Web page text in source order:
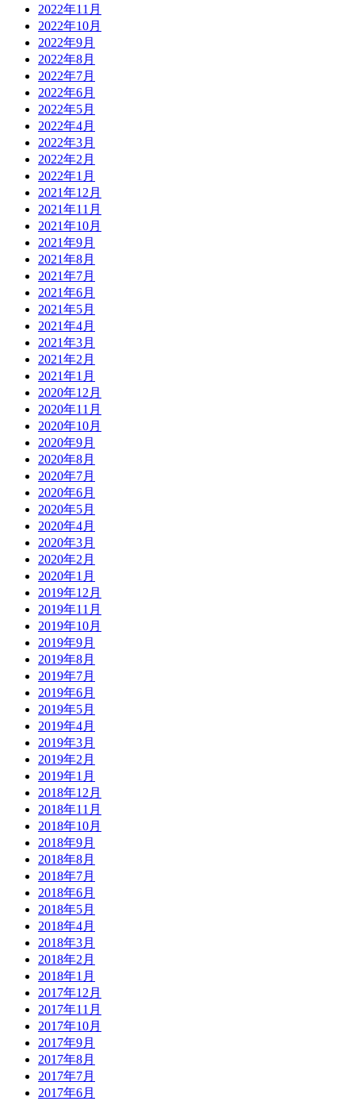
2022年11月
2022年10月
2022年9月
2022年8月
2022年7月
2022年6月
2022年5月
2022年4月
2022年3月
2022年2月
2022年1月
2021年12月
2021年11月
2021年10月
2021年9月
2021年8月
2021年7月
2021年6月
2021年5月
2021年4月
2021年3月
2021年2月
2021年1月
2020年12月
2020年11月
2020年10月
2020年9月
2020年8月
2020年7月
2020年6月
2020年5月
2020年4月
2020年3月
2020年2月
2020年1月
2019年12月
2019年11月
2019年10月
2019年9月
2019年8月
2019年7月
2019年6月
2019年5月
2019年4月
2019年3月
2019年2月
2019年1月
2018年12月
2018年11月
2018年10月
2018年9月
2018年8月
2018年7月
2018年6月
2018年5月
2018年4月
2018年3月
2018年2月
2018年1月
2017年12月
2017年11月
2017年10月
2017年9月
2017年8月
2017年7月
2017年6月